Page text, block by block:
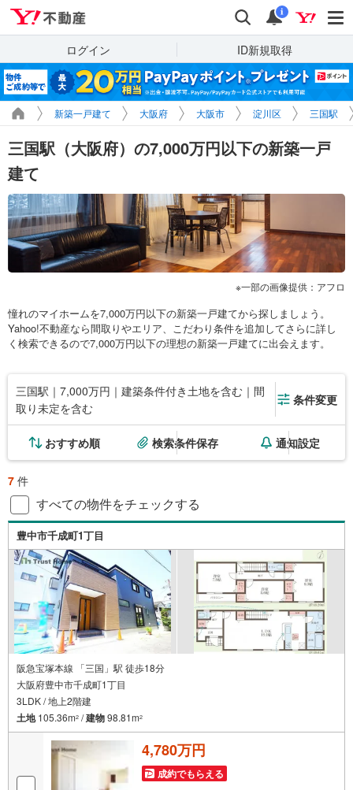
検索 通知
i
ログイン ID新規取得
新築一戸建て 大阪府 大阪市 淀川区 三国駅
三国駅（大阪府）の7,000万円以下の新築一戸
建て
一部の画像提供：アフロ
憧れのマイホームを7,000万円以下の新築一戸建てから探しましょう。
Yahoo!不動産なら間取りやエリア、こだわり条件を追加してさらに詳し
く検索できるので7,000万円以下の理想の新築一戸建てに出会えます。
三国駅｜7,000万円｜建築条件付き土地を含む｜間
取り未定を含む
条件変更
おすすめ順 検索条件保存 通知設定
7 件
すべての物件をチェックする
豊中市千成町1丁目
阪急宝塚本線 「三国」駅 徒歩18分
大阪府豊中市千成町1丁目
3LDK / 地上2階建
土地105.36m2 /建物98.81m2
4,780万円
成約でもらえる